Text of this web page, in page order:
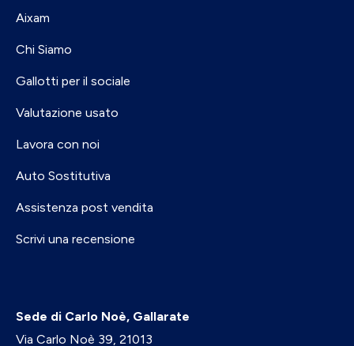
Aixam
Chi Siamo
Gallotti per il sociale
Valutazione usato
Lavora con noi
Auto Sostitutiva
Assistenza post vendita
Scrivi una recensione
Sede di Carlo Noè, Gallarate
Via Carlo Noè 39, 21013